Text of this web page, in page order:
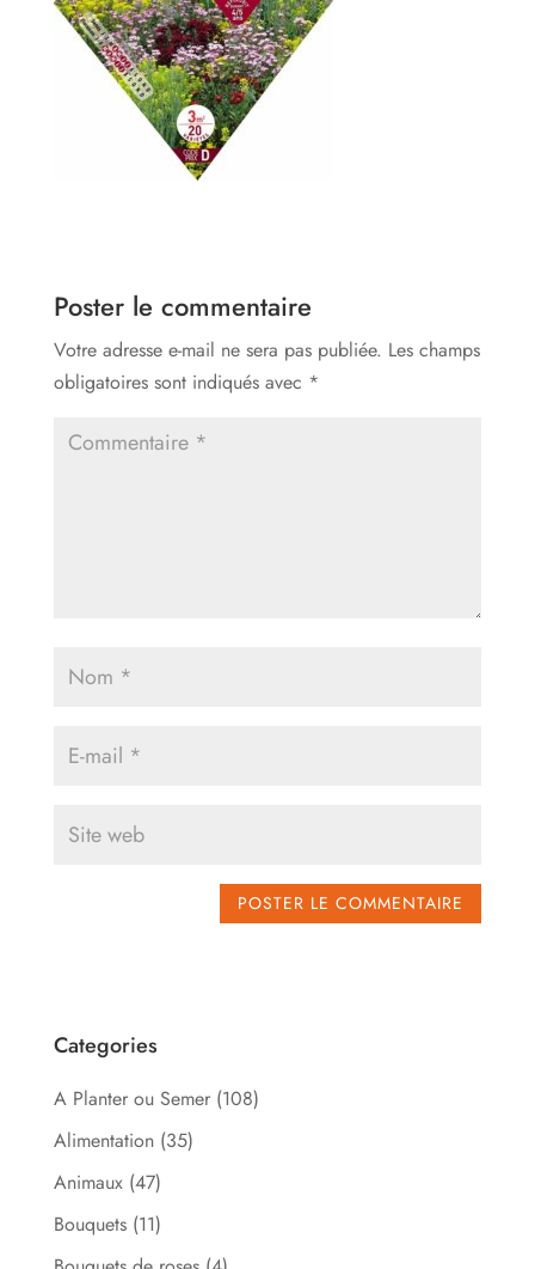
Poster le commentaire
Votre adresse e-mail ne sera pas publiée. Les champs
obligatoires sont indiqués avec *
Categories
A Planter ou Semer (108)
Alimentation (35)
Animaux (47)
Bouquets (11)